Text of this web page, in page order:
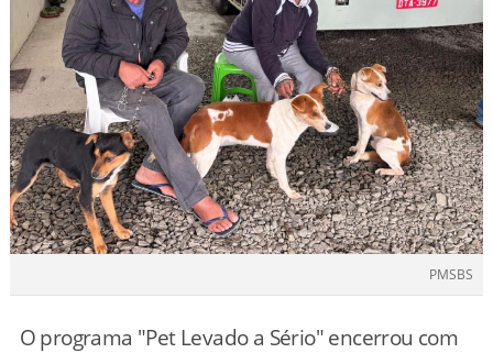
PMSBS
O programa "Pet Levado a Sério" encerrou com